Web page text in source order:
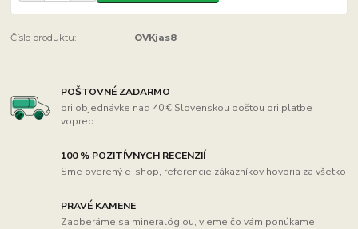
Číslo produktu: OVKjas8
POŠTOVNÉ ZADARMO
pri objednávke nad 40 € Slovenskou poštou pri platbe
vopred
100 % POZITÍVNYCH RECENZIÍ
Sme overený e-shop, referencie zákazníkov hovoria za všetko
PRAVÉ KAMENE
Zaoberáme sa mineralógiou, vieme čo vám ponúkame